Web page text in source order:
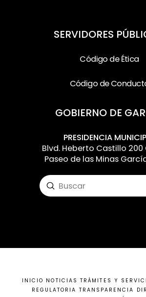
SERVIDORES
Código de Ética
Código de
GOBIERNO DE
PRESIDENCIA
Blvd. Heberto Castillo
Paseo de las Minas
Search
Submit
INICIO NOTICIAS TRÁMITES Y
REGULATORIA TRANSPARENCIA